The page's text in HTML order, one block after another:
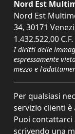
Nord Est
Nord Est
34, 30171
1.432.522,00
I diritti delle
espressamente
mezzo e
Per qualsiasi
servizio clienti
Puoi contattarci
scrivendo una